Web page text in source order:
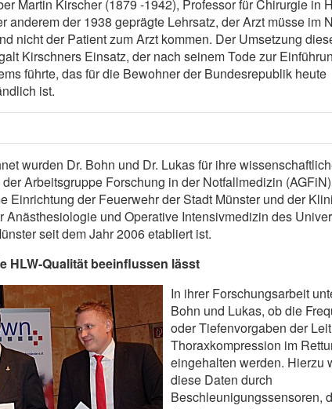
Martin Kirscher (1879 -1942), Professor für Chirurgie in
anderem der 1938 geprägte Lehrsatz, der Arzt müsse im
nicht der Patient zum Arzt kommen. Der Umsetzung
Kirschners Einsatz, der nach seinem Tode zur
führte, das für die Bewohner der Bundesrepublik heute
ist.
wurden Dr. Bohn und Dr. Lukas für ihre
Arbeitsgruppe Forschung in der Notfallmedizin
Einrichtung der Feuerwehr der Stadt Münster und der
Anästhesiologie und Operative Intensivmedizin des
seit dem Jahr 2006 etabliert ist.
HLW-Qualität beeinflussen lässt
In ihrer Forschungsarbeit
Bohn und Lukas, ob die
oder Tiefenvorgaben der
Thoraxkompression im
eingehalten werden. Hierzu
diese Daten durch
Beschleunigungssensoren,